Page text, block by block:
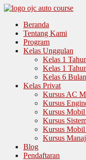
Langsung
Beranda
Tentang Kami
Program
Kelas Unggulan
Kelas 1
Kelas 1
Kelas 6
Kelas Privat
Kursus AC
Kursus
Kursus Mobil
Kursus
Kursus
Kursus
Blog
Pendaftaran